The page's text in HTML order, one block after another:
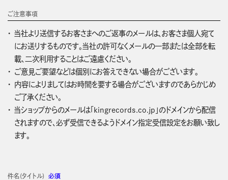
ご注意事項
当社より送信するお客さまへのご返事のメールは、お客さま個人宛て
にお送りするものです。当社の許可なくメールの一部または全部を転
載、二次利用することはご遠慮ください。
ご意見ご要望などは個別にお答えできない場合がございます。
内容によりましてはお時間を要する場合がございますのであらかじめ
ご了承ください。
当ショップからのメールは「kingrecords.co.jp」のドメインから配信
されますので、必ず受信できるようドメイン指定受信設定をお願い致し
ます。
件名(タイトル) 必須